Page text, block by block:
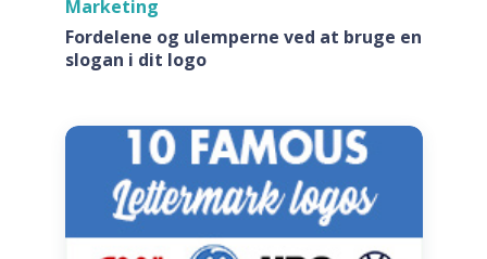
Marketing
Fordelene og ulemperne ved at bruge en
slogan i dit logo